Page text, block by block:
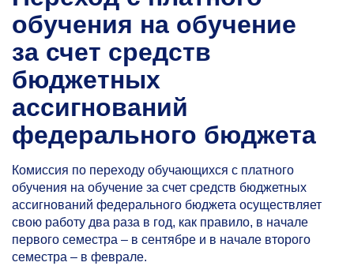
обучения на обучение
за счет средств
бюджетных
ассигнований
федерального бюджета
Комиссия по переходу обучающихся с платного
обучения на обучение за счет средств бюджетных
ассигнований федерального бюджета осуществляет
свою работу два раза в год, как правило, в начале
первого семестра – в сентябре и в начале второго
семестра – в феврале.